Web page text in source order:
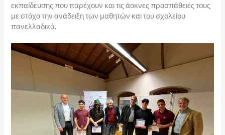
εκπαίδευσης που παρέχουν και τις άοκνες προσπάθειές τους
με στόχο την ανάδειξη των μαθητών και του σχολείου
πανελλαδικά.